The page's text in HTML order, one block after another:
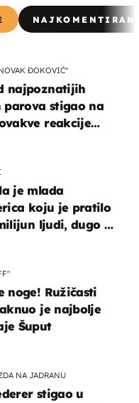
ĐOKOVIĆ"
najpoznatijih
parova stigao na
reakcije
je mlada
koju je pratilo
ljudi, dugo se
noge! Ružičasti
je najbolje
Šuput
NA JADRANU
stigao u